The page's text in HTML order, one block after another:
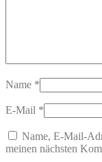
Name *
E-Mail *
Name, E-Mail-
meinen nächsten